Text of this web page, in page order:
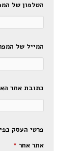
הטלפון של
המייל של
כתובת אתר
אתר אחר *